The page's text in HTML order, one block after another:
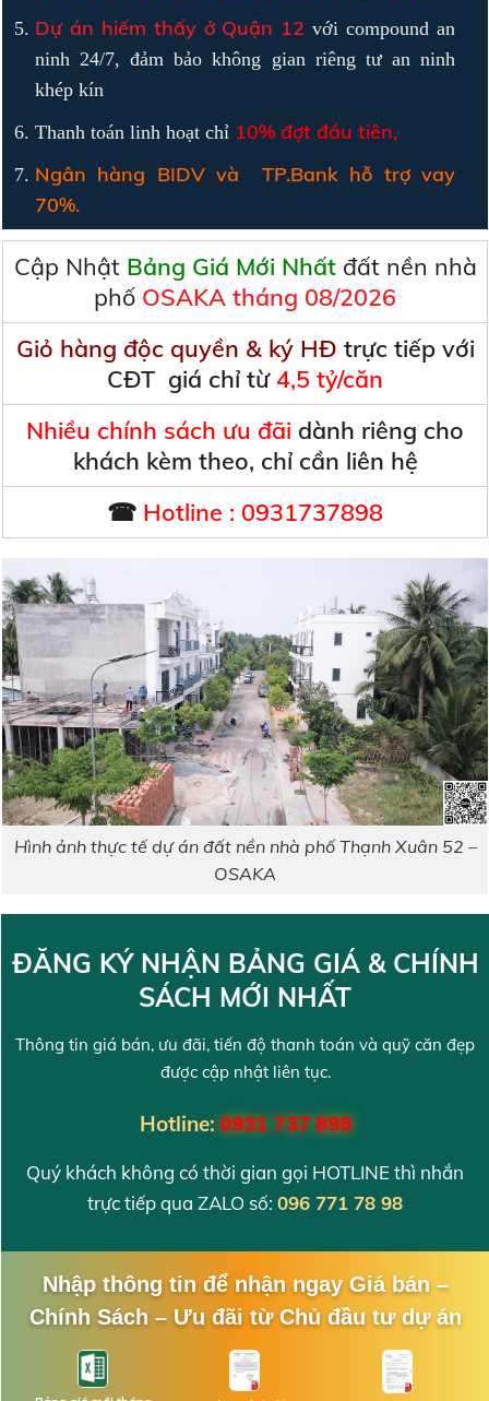
Dự án hiếm thấy ở Quận 12 với compound an
ninh 24/7, đảm bảo không gian riêng tư an ninh
khép kín
Thanh toán linh hoạt chỉ 10% đợt đầu tiên,
Ngân hàng BIDV và TP.Bank hỗ trợ vay
70%.
Cập Nhật Bảng Giá Mới Nhấtđất nền nhà
phố OSAKA tháng 08/2026
Giỏ hàng độc quyền & ký HĐ trực tiếp với
CĐT giá chỉ từ4,5 tỷ/căn
Nhiều chính sách ưu đãi dành riêng cho
khách kèm theo, chỉ cần liên hệ
☎ Hotline : 0931737898
Hình ảnh thực tế dự án đất nền nhà phố Thạnh Xuân 52 –
OSAKA
ĐĂNG KÝ NHẬN BẢNG GIÁ & CHÍNH
SÁCH MỚI NHẤT
Thông tin giá bán, ưu đãi, tiến độ thanh toán và quỹ căn đẹp
được cập nhật liên tục.
Hotline:0931 737 898
Quý khách không có thời gian gọi HOTLINE thì nhắn
trực tiếp qua ZALO số: 096 771 78 98
Nhập thông tin để nhận ngay Giá bán –
Chính Sách – Ưu đãi từ Chủ đầu tư dự án